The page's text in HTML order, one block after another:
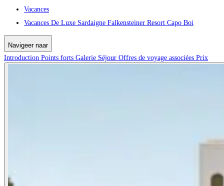
Vacances
Vacances De Luxe Sardaigne Falkensteiner Resort Capo Boi
Navigeer naar
Introduction Points forts Galerie Séjour Offres de voyage associées Prix